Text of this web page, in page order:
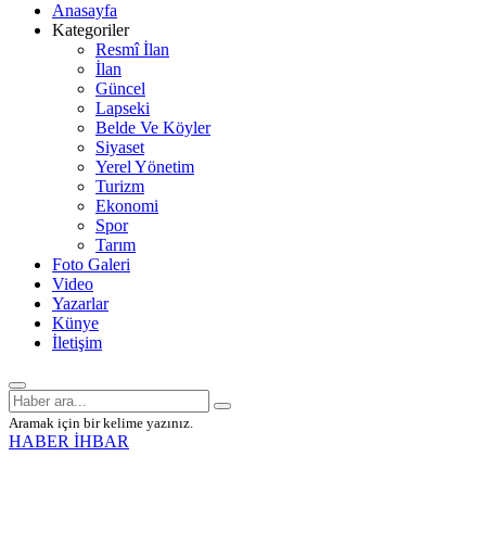
Anasayfa
Kategoriler
Resmî İlan
İlan
Güncel
Lapseki
Belde Ve Köyler
Siyaset
Yerel Yönetim
Turizm
Ekonomi
Spor
Tarım
Foto Galeri
Video
Yazarlar
Künye
İletişim
Aramak için bir kelime yazınız.
HABER İHBAR